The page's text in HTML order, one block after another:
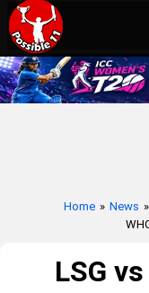
Home » News
LSG